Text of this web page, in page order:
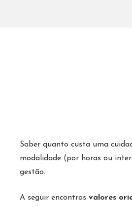
Saber quanto custa uma
modalidade (por horas ou
gestão.
A seguir encontras valores